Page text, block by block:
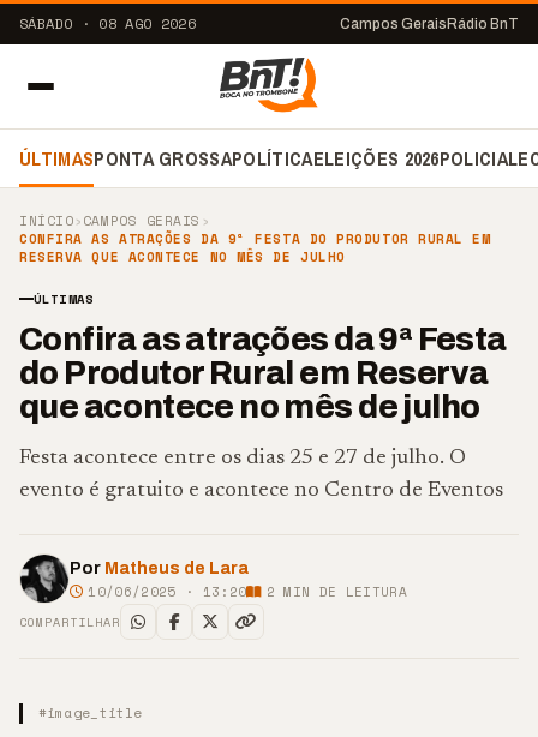
SÁBADO · 08 AGO 2026 Campos Gerais Rádio BnT
ÚLTIMASPONTA GROSSAPOLÍTICAELEIÇÕES 2026POLICIAL
INÍCIO›CAMPOS GERAIS ›
CONFIRA AS ATRAÇÕES DA 9ª FESTA DO PRODUTOR RURAL EM
RESERVA QUE ACONTECE NO MÊS DE JULHO
ÚLTIMAS
Confira as atrações da 9ª Festa
do Produtor Rural em Reserva
que acontece no mês de julho
Festa acontece entre os dias 25 e 27 de julho. O
evento é gratuito e acontece no Centro de Eventos
Por Matheus de Lara
10/06/2025 · 13:20 2 MIN DE LEITURA
COMPARTILHAR
#image_title